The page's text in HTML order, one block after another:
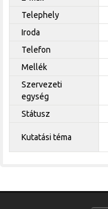
Telephely
Iroda
Telefon
Mellék
Szervezeti
egység
Státusz
Kutatási téma